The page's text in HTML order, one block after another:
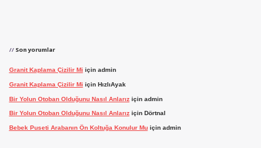
Son yorumlar
Granit Kaplama Çizilir Mi için admin
Granit Kaplama Çizilir Mi için HızlıAyak
Bir Yolun Otoban Olduğunu Nasıl Anlarıziçin admin
Bir Yolun Otoban Olduğunu Nasıl Anlarıziçin Dörtnal
Bebek Puseti Arabanın Ön Koltuğa Konulur Muiçin admin